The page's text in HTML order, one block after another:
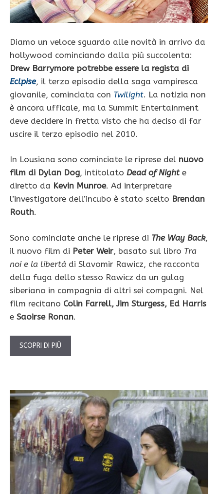
Diamo un veloce sguardo alle novità in arrivo da
hollywood cominciando dalla più succolenta:
Drew Barrymore potrebbe essere la regista di
Eclpise, il terzo episodio della saga vampiresca
giovanile, cominciata con Twilight. La notizia non
è ancora ufficale, ma la Summit Entertainment
deve decidere in fretta visto che ha deciso di far
uscire il terzo episodio nel 2010.
In Lousiana sono cominciate le riprese del nuovo
film di Dylan Dog, intitolato Dead of Night e
diretto da Kevin Munroe. Ad interpretare
l’investigatore dell’incubo è stato scelto Brendan
Routh.
Sono cominciate anche le riprese di The Way Back,
il nuovo film di Peter Weir, basato sul libro Tra
noi e la libertà di Slavomir Rawicz, che racconta
della fuga dello stesso Rawicz da un gulag
siberiano in compagnia di altri sei compagni. Nel
film recitano Colin Farrell, Jim Sturgess, Ed Harris
e Saoirse Ronan.
SCOPRI DI PIÙ